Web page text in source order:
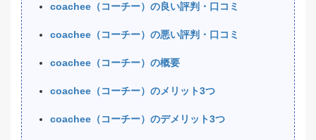
coachee（コーチー）の良い評判・口コミ
coachee（コーチー）の悪い評判・口コミ
coachee（コーチー）の概要
coachee（コーチー）のメリット3つ
coachee（コーチー）のデメリット3つ